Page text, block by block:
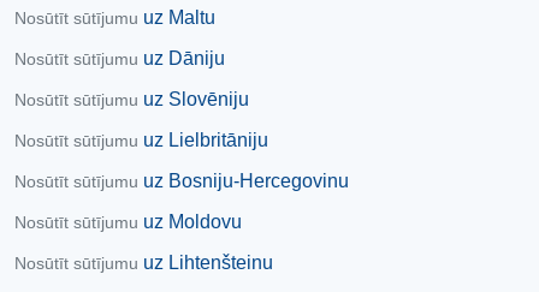
Nosūtīt sūtījumu uz Maltu
Nosūtīt sūtījumu uz Dāniju
Nosūtīt sūtījumu uz Slovēniju
Nosūtīt sūtījumu uz Lielbritāniju
Nosūtīt sūtījumu uz Bosniju-Hercegovinu
Nosūtīt sūtījumu uz Moldovu
Nosūtīt sūtījumu uz Lihtenšteinu